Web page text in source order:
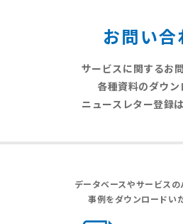
お問い合
サービスに関するお
各種資料のダウン
ニュースレター登録
データベースやサービスの
事例をダウンロードい